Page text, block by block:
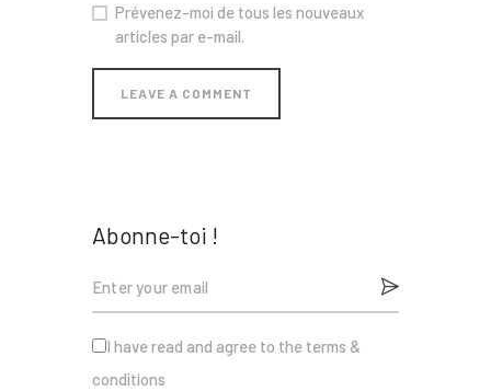
Prévenez-moi de tous les nouveaux
articles par e-mail.
Abonne-toi !
I have read and agree to the terms &
conditions